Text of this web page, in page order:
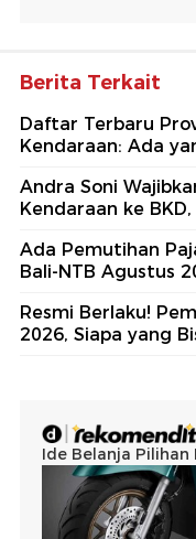
Berita Terkait
Daftar Terbaru
Kendaraan: Ada
Andra Soni
Kendaraan ke
Ada Pemutihan
Bali-NTB Agustus
Resmi Berlaku!
2026, Siapa yang